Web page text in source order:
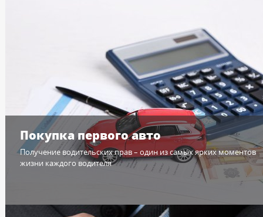
Покупка первого авто
Получение водительских прав – один из самых ярких моментов
жизни каждого водителя